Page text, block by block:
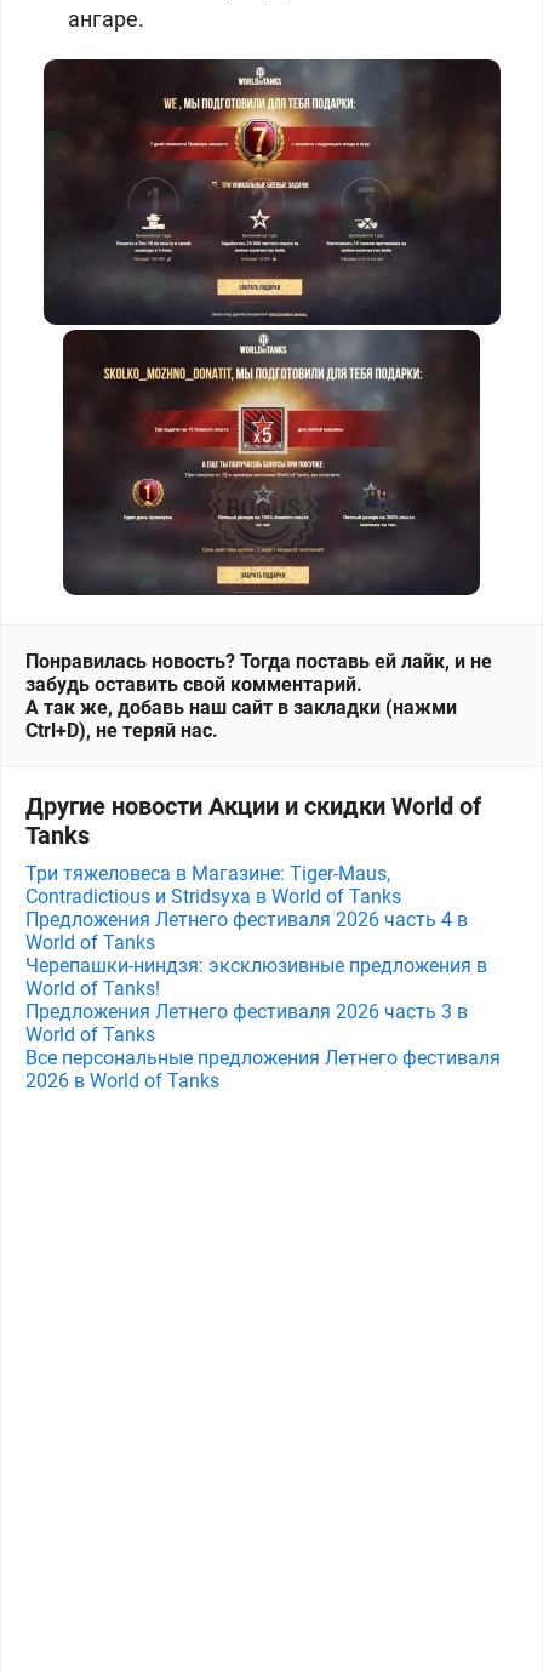
ангаре.
Понравилась новость? Тогда поставь ей лайк, и не
забудь оставить свой комментарий.
А так же, добавь наш сайт в закладки (нажми
Ctrl+D), не теряй нас.
Другие новости Акции и скидки World of
Tanks
Три тяжеловеса в Магазине: Tiger-Maus,
Contradictious и Stridsyxa в World of Tanks
Предложения Летнего фестиваля 2026 часть 4 в
World of Tanks
Черепашки-ниндзя: эксклюзивные предложения в
World of Tanks!
Предложения Летнего фестиваля 2026 часть 3 в
World of Tanks
Все персональные предложения Летнего фестиваля
2026 в World of Tanks